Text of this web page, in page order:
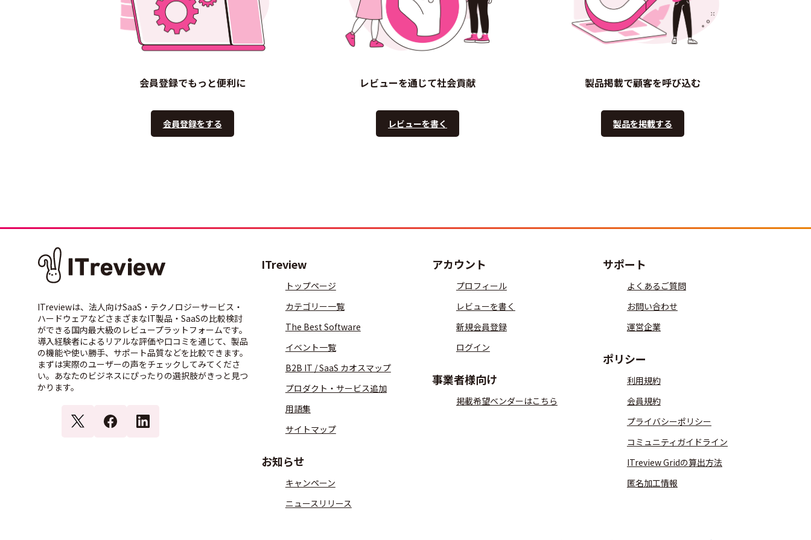
会員登録でもっと便利に
会員登録をする
レビューを通じて社会貢献
レビューを書く
製品掲載で顧客を呼び込む
製品を掲載する
ITreviewは、法人向けSaaS・テクノロジーサービス・
ハードウェアなどさまざまなIT製品・SaaSの比較検討
ができる国内最大級のレビュープラットフォームです。
導入経験者によるリアルな評価や口コミを通じて、製品
の機能や使い勝手、サポート品質などを比較できます。
まずは実際のユーザーの声をチェックしてみてくださ
い。あなたのビジネスにぴったりの選択肢がきっと見つ
かります。
ITreview
トップページ
カテゴリー一覧
The Best Software
イベント一覧
B2B IT / SaaS カオスマップ
プロダクト・サービス追加
用語集
サイトマップ
お知らせ
キャンペーン
ニュースリリース
アカウント
プロフィール
レビューを書く
新規会員登録
ログイン
事業者様向け
掲載希望ベンダーはこちら
サポート
よくあるご質問
お問い合わせ
運営企業
ポリシー
利用規約
会員規約
プライバシーポリシー
コミュニティガイドライン
ITreview Gridの算出方法
匿名加工情報